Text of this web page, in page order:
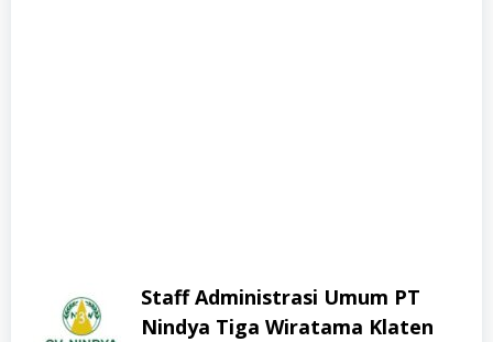
Staff Administrasi Umum PT
Nindya Tiga Wiratama Klaten